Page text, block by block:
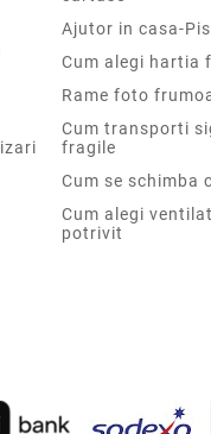
Ajutor in casa-
Cum alegi hartia
Rame foto
Cum transporti
fragile
Cum se schimba
Cum alegi
potrivit